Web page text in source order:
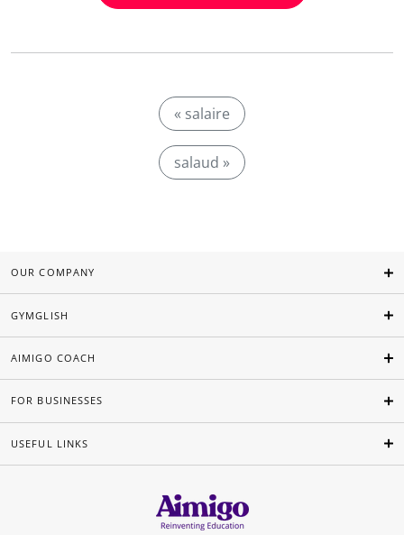
« salaire
salaud »
OUR COMPANY
GYMGLISH
AIMIGO COACH
FOR BUSINESSES
USEFUL LINKS